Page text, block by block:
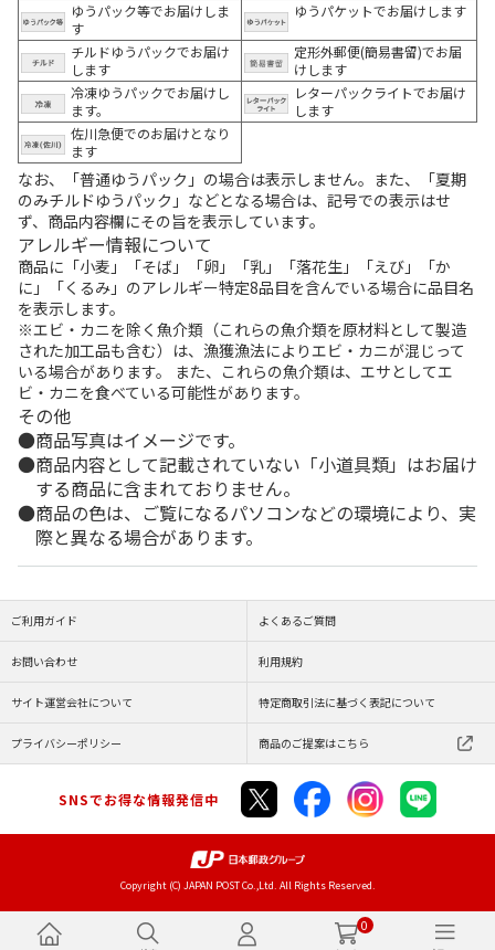
0
ゆうパック等でお届けしま
す
ゆうパケットでお届けします
チルドゆうパックでお届け
します
定形外郵便(簡易書留)でお届
けします
冷凍ゆうパックでお届けし
ます。
レターパックライトでお届け
します
佐川急便でのお届けとなり
ます
なお、「普通ゆうパック」の場合は表示しません。また、「夏期
のみチルドゆうパック」などとなる場合は、記号での表示はせ
ず、商品内容欄にその旨を表示しています。
アレルギー情報について
商品に「小麦」「そば」「卵」「乳」「落花生」「えび」「か
に」「くるみ」のアレルギー特定8品目を含んでいる場合に品目名
を表示します。
※エビ・カニを除く魚介類（これらの魚介類を原材料として製造
された加工品も含む）は、漁獲漁法によりエビ・カニが混じって
いる場合があります。 また、これらの魚介類は、エサとしてエ
ビ・カニを食べている可能性があります。
その他
商品写真はイメージです。
商品内容として記載されていない「小道具類」はお届け
する商品に含まれておりません。
商品の色は、ご覧になるパソコンなどの環境により、実
際と異なる場合があります。
ご利用ガイド よくあるご質問
お問い合わせ 利用規約
サイト運営会社について 特定商取引法に基づく表記について
プライバシーポリシー 商品のご提案はこちら
SNSでお得な情報発信中
Copyright (C) JAPAN POST Co.,Ltd. All Rights Reserved.